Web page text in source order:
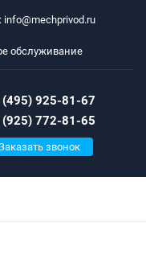
info@mechprivod.ru
обслуживание
(495) 925-81-67
(925) 772-81-65
звонок